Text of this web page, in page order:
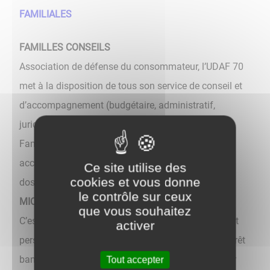
FAMILIALES
FAMILLES CONSEILS
Association de défense du consommateur, l’UDAF 70
met à la disposition de tous son service de conseil et
d’accompagnement (budgétaire, administratif,
juridique, social…) dans le cadre de son activité
Familles Conseils. Ce service propose aussi un
accompagnement dans le montage et le suivi des
dossiers de surendettement.
MICROCRÉDIT
C’est une plateforme départementale du microcrédit
personnel. Les personnes n’ayant pas accès à un prêt
bancaire classique peuvent solliciter le service pour
Ce site utilise des
cookies et vous donne
le contrôle sur ceux
que vous souhaitez
activer
Tout accepter